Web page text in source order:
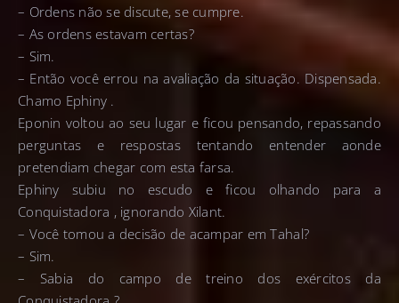
– Ordens não se discute, se cumpre.
– As ordens estavam certas?
– Sim.
– Então você errou na avaliação da situação. Dispensada.
Chamo Ephiny .
Eponin voltou ao seu lugar e ficou pensando, repassando
perguntas e respostas tentando entender aonde
pretendiam chegar com esta farsa.
Ephiny subiu no escudo e ficou olhando para a
Conquistadora , ignorando Xilant.
– Você tomou a decisão de acampar em Tahal?
– Sim.
– Sabia do campo de treino dos exércitos da